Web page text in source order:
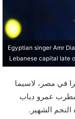
Egyptian singer Amr
Lebanese capital late
في مصر، لاسيما
عمرو دياب
الشهير.